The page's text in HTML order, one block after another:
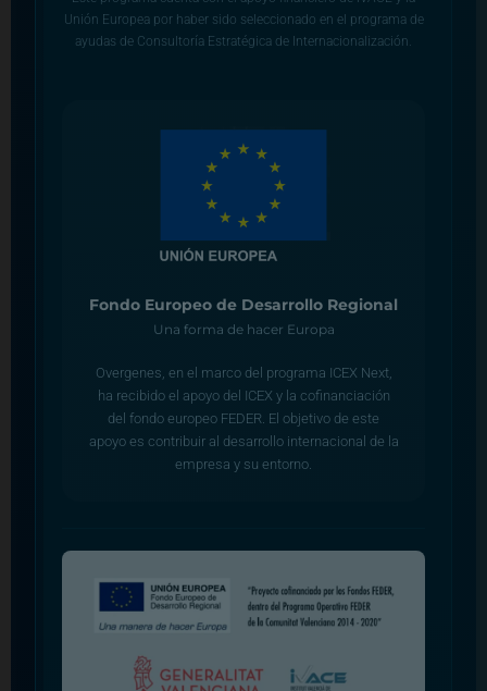
Unión Europea por haber sido seleccionado en el programa de
ayudas de Consultoría Estratégica de Internacionalización.
Fondo Europeo de Desarrollo Regional
Una forma de hacer Europa
Overgenes, en el marco del programa ICEX Next,
ha recibido el apoyo del ICEX y la cofinanciación
del fondo europeo FEDER. El objetivo de este
apoyo es contribuir al desarrollo internacional de la
empresa y su entorno.